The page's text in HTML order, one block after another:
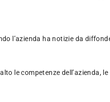
l’azienda ha notizie da
le competenze dell’azienda,